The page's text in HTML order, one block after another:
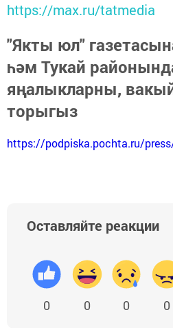
https://max.ru/tatmedia
"Якты юл"
һәм Тукай
яңалыкларны,
торыгыз
https://podpiska.pochta.ru/
Оставляйте реакции
0 0 0 0